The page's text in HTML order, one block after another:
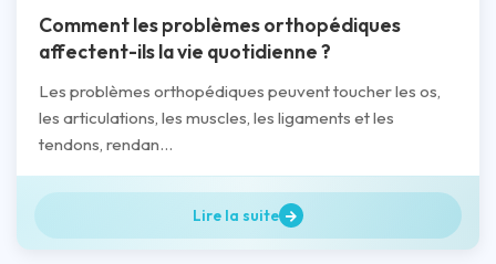
Comment les problèmes orthopédiques
affectent-ils la vie quotidienne ?
Les problèmes orthopédiques peuvent toucher les os,
les articulations, les muscles, les ligaments et les
tendons, rendan...
Lire la suite